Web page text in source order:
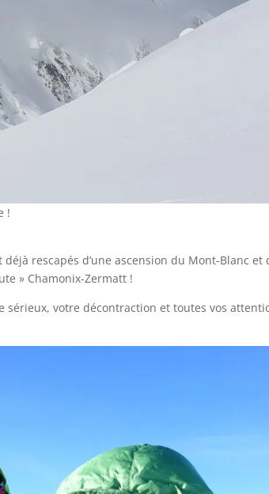
!
rescapés d’une ascension du Mont-Blanc et
» Chamonix-Zermatt !
sérieux, votre décontraction et toutes vos